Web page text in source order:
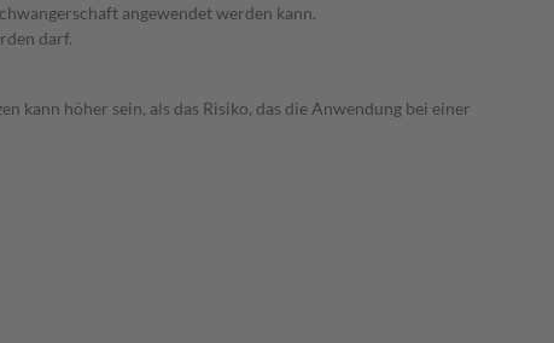
angewendet werden kann.
darf.
kann höher sein, als das Risiko, das die Anwendung bei einer